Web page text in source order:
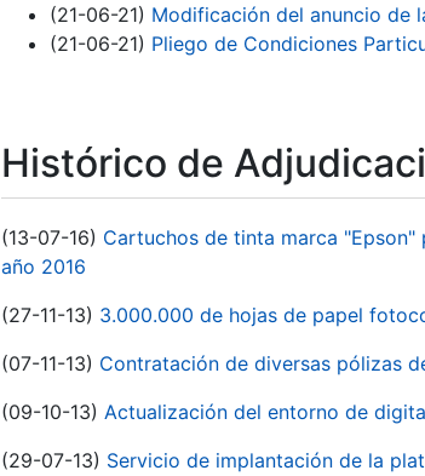
Mostrar/Ocultar
(21-06-21) Modificación del anuncio de
(21-06-21) Pliego de Condiciones
Histórico de
(13-07-16) Cartuchos de tinta marca "Epson"
año 2016
(27-11-13) 3.000.000 de hojas de papel
(07-11-13) Contratación de diversas pólizas
(09-10-13) Actualización del entorno de
(29-07-13) Servicio de implantación de la